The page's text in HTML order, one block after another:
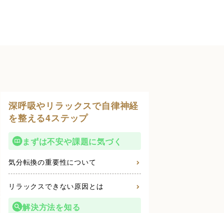
深呼吸やリラックスで自律神経
を整える4ステップ
まずは不安や課題に気づく
気分転換の重要性について
リラックスできない原因とは
解決方法を知る